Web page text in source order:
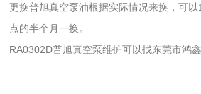
更换普旭真空泵油根据实际情况来换，可
点的半个月一换。
RA0302D普旭真空泵维护可以找东莞市鸿